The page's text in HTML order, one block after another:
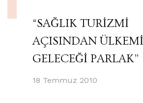
“SAĞLIK TURİZMİ
AÇISINDAN
GELECEĞİ PARLAK”
18 Temmuz 2010